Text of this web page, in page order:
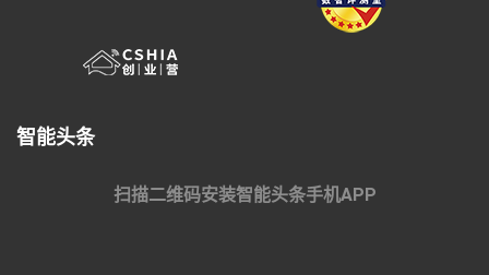
智能头条
扫描二维码安装智能头条手机APP